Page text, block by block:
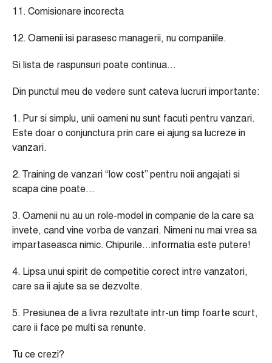
11. Comisionare incorecta
12. Oamenii isi parasesc managerii, nu companiile.
Si lista de raspunsuri poate continua…
Din punctul meu de vedere sunt cateva lucruri importante:
1. Pur si simplu, unii oameni nu sunt facuti pentru vanzari.
Este doar o conjunctura prin care ei ajung sa lucreze in
vanzari.
2. Training de vanzari “low cost” pentru noii angajati si
scapa cine poate…
3. Oamenii nu au un role-model in companie de la care sa
invete, cand vine vorba de vanzari. Nimeni nu mai vrea sa
impartaseasca nimic. Chipurile…informatia este putere!
4. Lipsa unui spirit de competitie corect intre vanzatori,
care sa ii ajute sa se dezvolte.
5. Presiunea de a livra rezultate intr-un timp foarte scurt,
care ii face pe multi sa renunte.
Tu ce crezi?